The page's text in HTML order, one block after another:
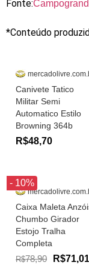
Fonte:
*Conteúdo
Canivete Tatico
Militar Semi
Automatico Estilo
Browning 364b
R$48,70
- 10%
Caixa Maleta
Chumbo Girador
Estojo Tralha
Completa
R$78,90 R$71,01